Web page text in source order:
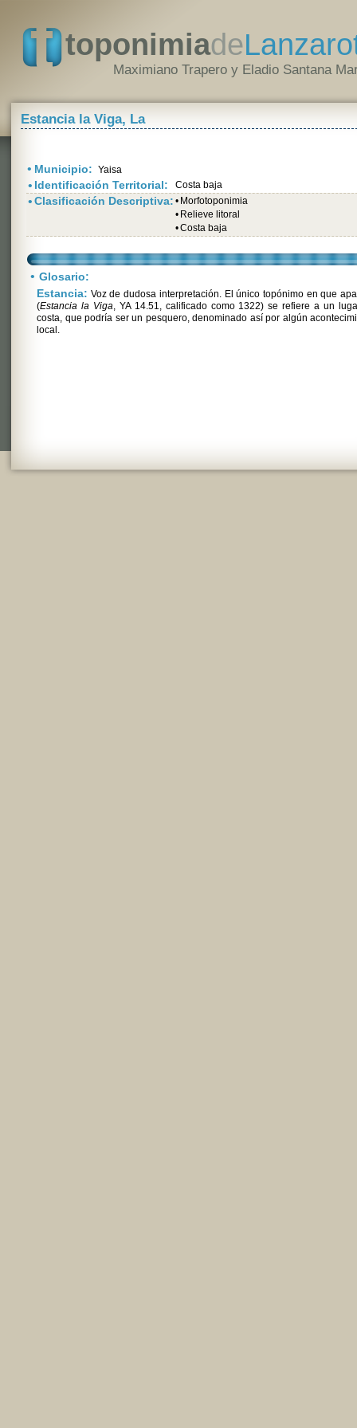
toponimiade
Maximiano Trapero y Eladio Santana
Estancia la Viga, La
• Municipio: Yaisa
• Identificación Territorial: Costa baja
•Clasificación Descriptiva: • Morfotoponimia
• Relieve litoral
•Costa baja
• Glosario:
Estancia: Voz de dudosa interpretación. El único topónimo en que
(Estancia la Viga, YA 14.51, calificado como 1322) se refiere a un
costa, que podría ser un pesquero, denominado así por algún
local.